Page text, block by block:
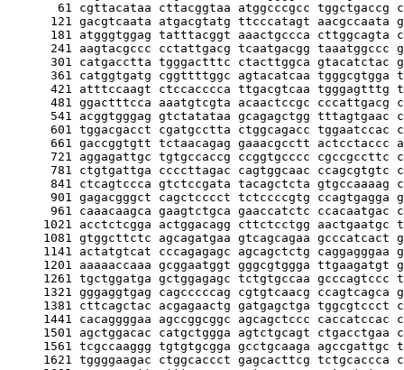
61 cgttacataa cttacggtaa atggcccgcc tggctgaccg
121 gacgtcaata atgacgtatg ttcccatagt aacgccaata
181 atgggtggag tatttacggt aaactgccca cttggcagta
241 aagtacgccc cctattgacg tcaatgacgg taaatggccc
301 catgacctta tgggactttc ctacttggca gtacatctac
361 catggtgatg cggttttggc agtacatcaa tgggcgtgga
421 atttccaagt ctccacccca ttgacgtcaa tgggagtttg
481 ggactttcca aaatgtcgta acaactccgc cccattgacg
541 acggtgggag gtctatataa gcagagctgg tttagtgaac
601 tggacgacct cgatgcctta ctggcagacc tggaatccac
661 gaccggtgtt tctaacagag gaaacgcctt actcctaccc
721 aggagattgc tgtgccaccg ccggtgcccc cgccgccttc
781 ctgtgattga ccccttagac cagtggcaac ccagcgtgtc
841 ctcagtccca gtctccgata tacagctcta gtgccaaaag
901 gagacgggct cagctcccct tctccccgtg ccagtgagga
961 caaacaagca gaagtctgca gaaccatctc ccacaatgac
1021 acctctcgga actggacagg cttctcctgg aactgaatgc
1081 gtggcttctc agcagatgaa gtcagcagaa gcccatcact
1141 actatgtcat cccagagagc agcagctctg caggagggaa
1201 aaaaaccaaa gcggaatggt gggcgtggga ttgaagatgt
1261 tgctggatga gctggagagc tctgtgccaa gcccagtccc
1321 gggaggtgag cagcccccag cgtgtcaacg ccagtcagca
1381 cttcagctac acgagaactg gatgagctga tggcgtccct
1441 cacaggggaa agccggcggc agcagctccc caccatccac
1501 agctggacac catgctggga agtctgcagt ctgacctgaa
1561 tcgccaaggg tgtgtgcgga gcctgcaaga agccgattgc
1621 tggggaagac ctggcaccct gagcacttcg tctgcaccca